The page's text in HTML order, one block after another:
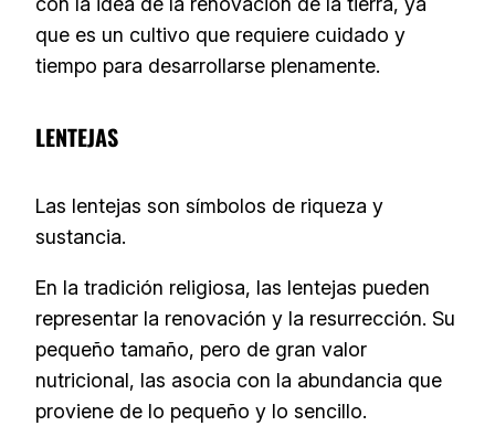
que es un cultivo que requiere cuidado y
tiempo para desarrollarse plenamente.
LENTEJAS
Las lentejas son símbolos de riqueza y
sustancia.
En la tradición religiosa, las lentejas pueden
representar la renovación y la resurrección. Su
pequeño tamaño, pero de gran valor
nutricional, las asocia con la abundancia que
proviene de lo pequeño y lo sencillo.